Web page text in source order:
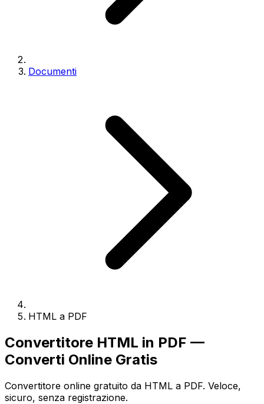
Documenti
HTML a PDF
Convertitore HTML in PDF —
Converti Online Gratis
Convertitore online gratuito da HTML a PDF. Veloce,
sicuro, senza registrazione.